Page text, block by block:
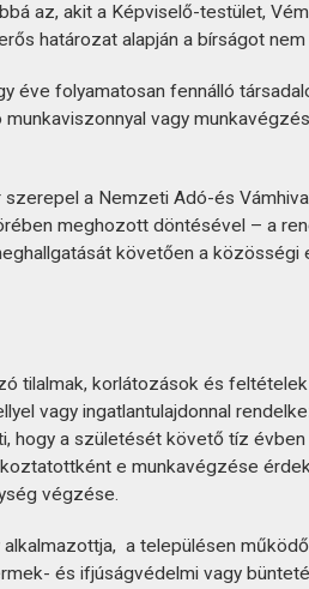
az, akit a Képviselő-testület,
határozat alapján a bírságot
éve folyamatosan fennálló
vagy
a Nemzeti Adó-és
meghozott döntésével – a
követően a közösségi
tilalmak, korlátozások és
vagy ingatlantulajdonnal
hogy a születését követő tíz évben
e munkavégzése
végzése.
a településen
és ifjúságvédelmi vagy